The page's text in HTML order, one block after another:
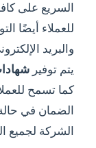
السريع على
للعملاء أيضًا
والبريد
يتم توفير
كما تسمح
الضمان في
الشركة لجميع